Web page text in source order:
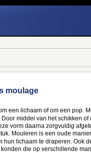
moulage
een lichaam of om een pop.
middel van het schikken
vorm daarna zorgvuldig
Mouleren is een oude
lichaam te draperen. Ook
die op verschillende